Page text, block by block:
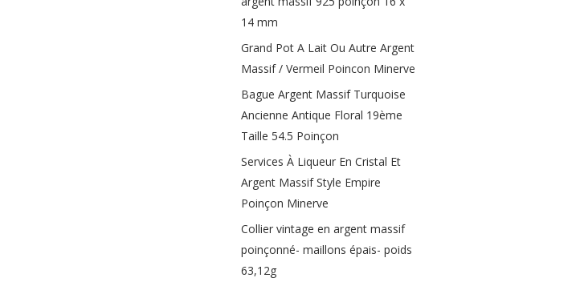
14 mm
Grand Pot A Lait Ou Autre Argent
Massif / Vermeil Poincon Minerve
Bague Argent Massif Turquoise
Ancienne Antique Floral 19ème
Taille 54.5 Poinçon
Services À Liqueur En Cristal Et
Argent Massif Style Empire
Poinçon Minerve
Collier vintage en argent massif
poinçonné- maillons épais- poids
63,12g